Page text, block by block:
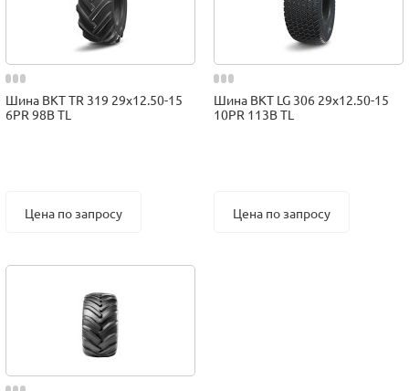
Шина BKT TR 319 29x12.50-15
6PR 98B TL
Цена по запросу
Шина BKT LG 306 29x12.50-15
10PR 113B TL
Цена по запросу